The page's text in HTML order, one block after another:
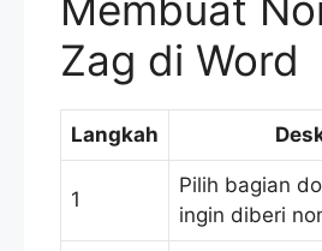
Zag di Word
Langkah
1
Pilih bagian
ingin diberi